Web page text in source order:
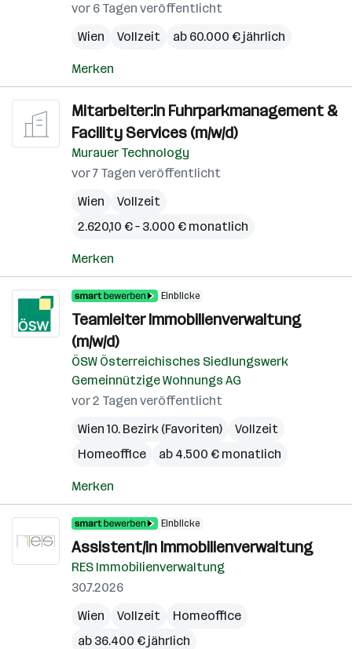
vor 6 Tagen veröffentlicht
Wien
Vollzeit ab 60.000 € jährlich
Merken
Mitarbeiter:in Fuhrparkmanagement &
Facility Services (m/w/d)
Murauer Technology
vor 7 Tagen veröffentlicht
Wien
Vollzeit
2.620,10 € – 3.000 € monatlich
Merken
Einblicke
Teamleiter Immobilienverwaltung
(m/w/d)
ÖSW Österreichisches Siedlungswerk
Gemeinnützige Wohnungs AG
vor 2 Tagen veröffentlicht
Wien 10. Bezirk (Favoriten)
Vollzeit
Homeoffice
ab 4.500 € monatlich
Merken
Einblicke
Assistent/in Immobilienverwaltung
RES Immobilienverwaltung
30.7.2026
Wien
Vollzeit
Homeoffice
ab 36.400 € jährlich